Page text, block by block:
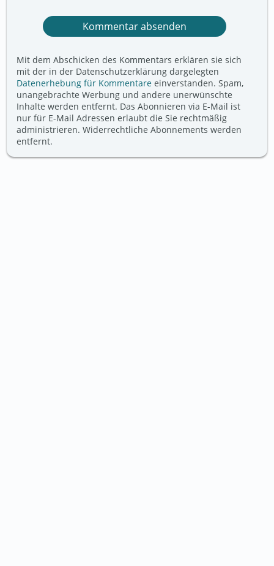
Mit dem Abschicken des Kommentars erklären sie sich
mit der in der Datenschutzerklärung dargelegten
Datenerhebung für Kommentare einverstanden. Spam,
unangebrachte Werbung und andere unerwünschte
Inhalte werden entfernt. Das Abonnieren via E-Mail ist
nur für E-Mail Adressen erlaubt die Sie rechtmäßig
administrieren. Widerrechtliche Abonnements werden
entfernt.